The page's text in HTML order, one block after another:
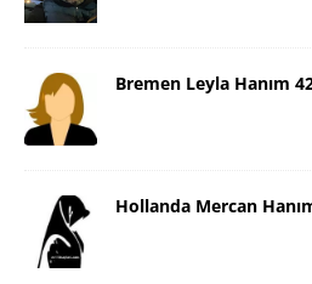
Bremen Leyla Hanım
Hollanda Mercan